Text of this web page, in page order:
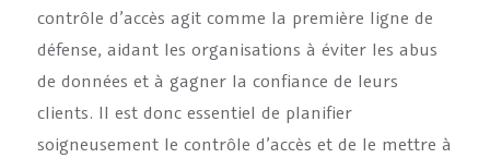
contrôle d’accès agit comme la première ligne de
défense, aidant les organisations à éviter les abus
de données et à gagner la confiance de leurs
clients. Il est donc essentiel de planifier
soigneusement le contrôle d’accès et de le mettre à